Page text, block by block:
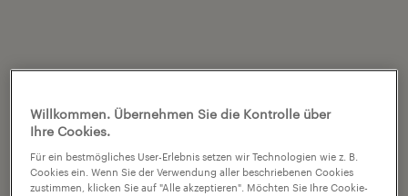
Willkommen. Übernehmen Sie die Kontrolle über
Ihre Cookies.
Für ein bestmögliches User-Erlebnis setzen wir Technologien wie z. B.
Cookies ein. Wenn Sie der Verwendung aller beschriebenen Cookies
zustimmen, klicken Sie auf "Alle akzeptieren". Möchten Sie Ihre Cookie-